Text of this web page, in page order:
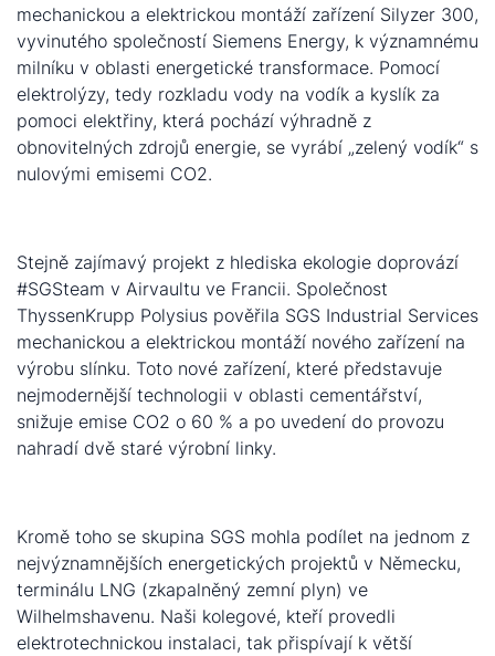
mechanickou a elektrickou montáží zařízení Silyzer 300,
vyvinutého společností Siemens Energy, k významnému
milníku v oblasti energetické transformace. Pomocí
elektrolýzy, tedy rozkladu vody na vodík a kyslík za
pomoci elektřiny, která pochází výhradně z
obnovitelných zdrojů energie, se vyrábí „zelený vodík“ s
nulovými emisemi CO2.
Stejně zajímavý projekt z hlediska ekologie doprovází
#SGSteam v Airvaultu ve Francii. Společnost
ThyssenKrupp Polysius pověřila SGS Industrial Services
mechanickou a elektrickou montáží nového zařízení na
výrobu slínku. Toto nové zařízení, které představuje
nejmodernější technologii v oblasti cementářství,
snižuje emise CO2 o 60 % a po uvedení do provozu
nahradí dvě staré výrobní linky.
Kromě toho se skupina SGS mohla podílet na jednom z
nejvýznamnějších energetických projektů v Německu,
terminálu LNG (zkapalněný zemní plyn) ve
Wilhelmshavenu. Naši kolegové, kteří provedli
elektrotechnickou instalaci, tak přispívají k větší